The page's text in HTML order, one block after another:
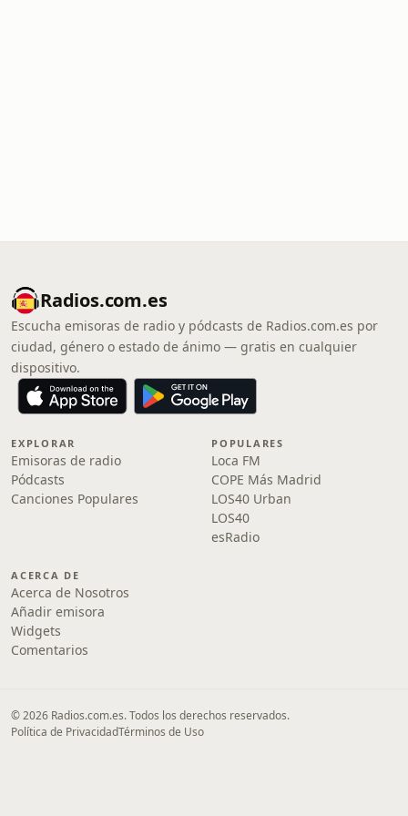
Radios.com.es
Escucha emisoras de radio y pódcasts de Radios.com.es por
ciudad, género o estado de ánimo — gratis en cualquier
dispositivo.
EXPLORAR
Emisoras de radio
Pódcasts
Canciones Populares
POPULARES
Loca FM
COPE Más Madrid
LOS40 Urban
LOS40
esRadio
ACERCA DE
Acerca de Nosotros
Añadir emisora
Widgets
Comentarios
© 2026 Radios.com.es. Todos los derechos reservados.
Política de PrivacidadTérminos de Uso